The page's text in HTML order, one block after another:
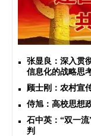
张显良：深入贯
信息化的战略思
顾士刚：农村宣
侍旭：高校思想
石中英：“双一
判